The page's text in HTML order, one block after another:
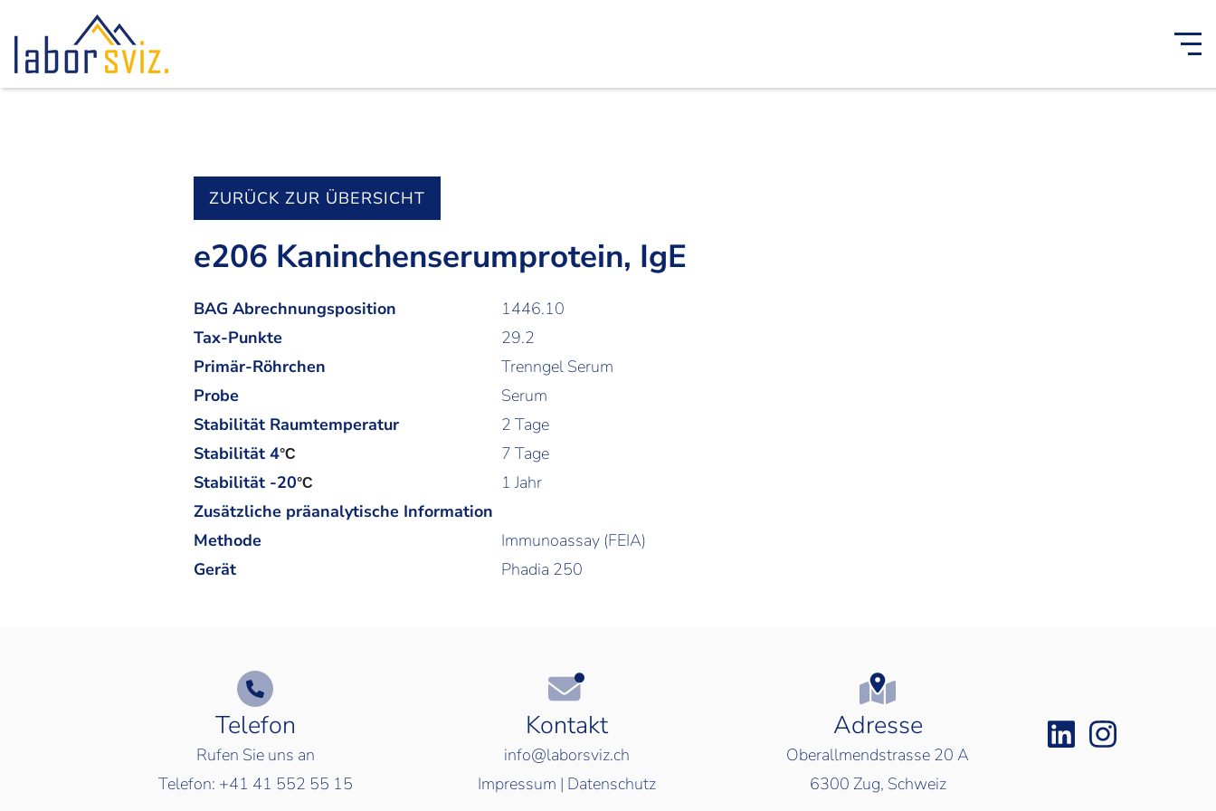
ZURÜCK ZUR ÜBERSICHT
e206 Kaninchenserumprotein, IgE
BAG Abrechnungsposition
1446.10
Tax-Punkte
29.2
Primär-Röhrchen
Trenngel Serum
Probe
Serum
Stabilität Raumtemperatur
2 Tage
Stabilität 4°C
7 Tage
Stabilität -20°C
1 Jahr
Zusätzliche präanalytische Information
Methode
Immunoassay (FEIA)
Gerät
Phadia 250
Telefon
Rufen Sie uns an
Telefon: +41 41 552 55 15
Kontakt
info@laborsviz.ch
Impressum | Datenschutz
Adresse
Oberallmendstrasse 20 A
6300 Zug, Schweiz